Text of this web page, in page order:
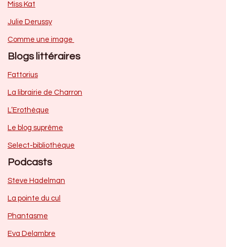
Miss Kat
Julie Derussy
Comme une image
Blogs littéraires
Fattorius
La librairie de Charron
L’Erothèque
Le blog suprême
Select-bibliothèque
Podcasts
Steve Hadelman
La pointe du cul
Phantasme
Eva Delambre